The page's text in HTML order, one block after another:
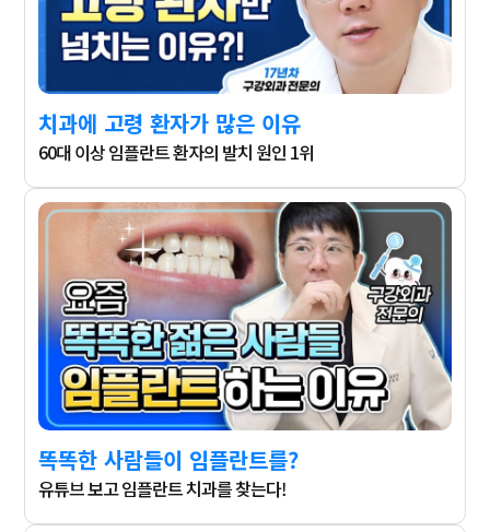
치과에 고령 환자가 많은 이유
60대 이상 임플란트 환자의 발치 원인 1위
똑똑한 사람들이 임플란트를?
유튜브 보고 임플란트 치과를 찾는다!